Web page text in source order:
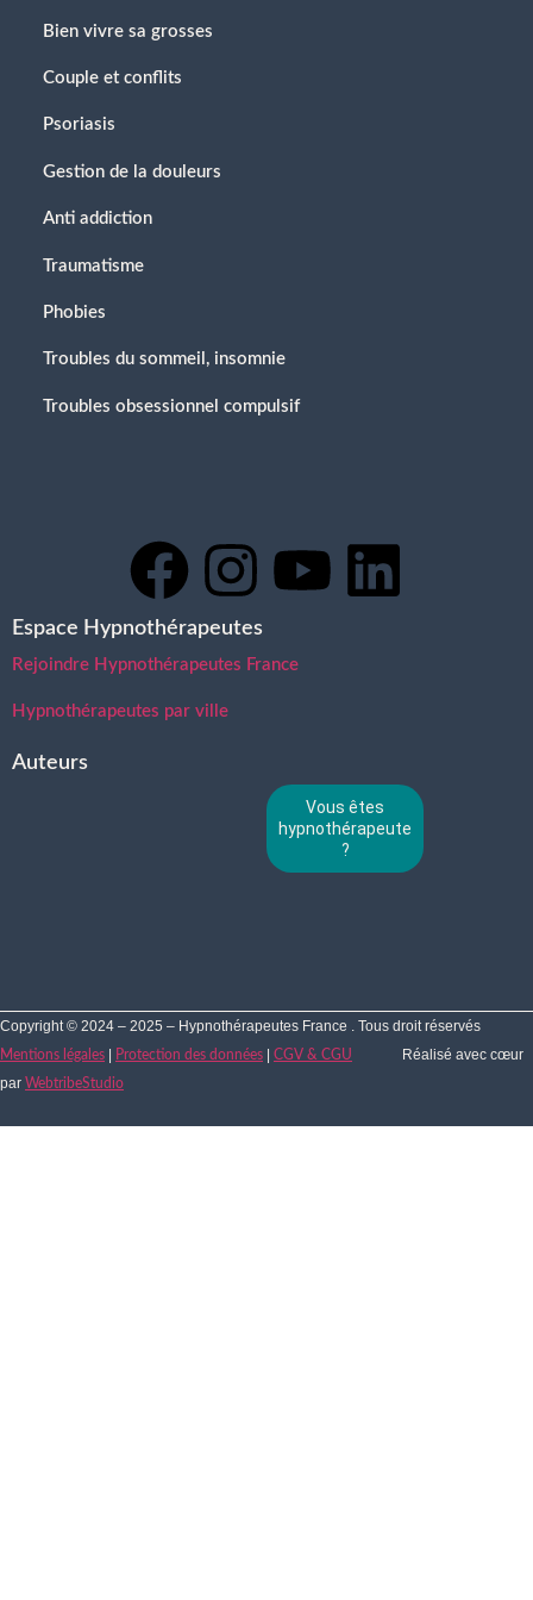
Bien vivre sa grosses
Couple et conflits
Psoriasis
Gestion de la douleurs
Anti addiction
Traumatisme
Phobies
Troubles du sommeil, insomnie
Troubles obsessionnel compulsif
Espace Hypnothérapeutes
Rejoindre Hypnothérapeutes France
Hypnothérapeutes par ville
Auteurs
Vous êtes
hypnothérapeute
?
Copyright © 2024 – 2025 – Hypnothérapeutes France . Tous droit réservés
Mentions légales Protection des données CGV & CGU
Réalisé avec cœur
par WebtribeStudio